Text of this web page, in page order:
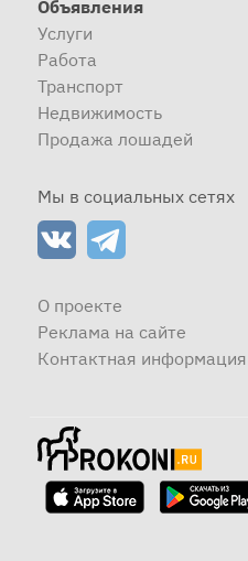
Объявления
Услуги
Работа
Транспорт
Недвижимость
Продажа лошадей
Мы в социальных сетях
О проекте
Реклама на сайте
Контактная информация